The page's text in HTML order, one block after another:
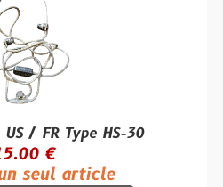
/ FR Type HS-30
€
seul article